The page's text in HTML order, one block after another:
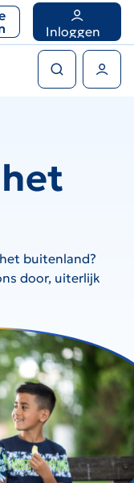
Inloggen
buitenland?
door, uiterlijk